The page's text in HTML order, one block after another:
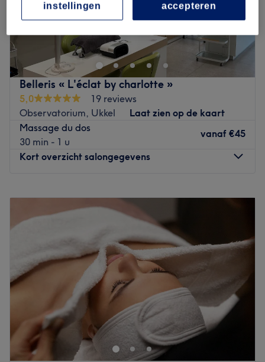
À la recherche d'un institut de beauté proposant une
grande variété de soins du côté de Uccle ? Rendez-vous
à Spécial Beauty, un espace dédié à la beauté et au
bien-être situé sur l'avenue Brugmann, à deux pas de
l'arrêt de tram Globe. Avec plus de 10 ans d'expérience
dans le monde de la beauté, Alena vous propose une très
belle carte de soins: soins du visage, épilations,
massages, beauté des mains et des pieds... La spécialité
de Spécial Beauty ? Les soins anti-âge et minceur. Vous
profiterez de votre moment détente dans un cadre
privilégié et chic alliant une décoration contemporaine
Belleris « L'éclat by charlotte »
5,0
19 reviews
Observatorium, Ukkel
Laat zien op de kaart
Massage du dos
30 min - 1 u
vanaf €45
Kort overzicht salongegevens
Woensdag
10:00–19:00
Zaterdag
Zondag
Chez l'éclat by charlotte, tout est possible ! Vos mains et
vos pieds deviennent à la fois plus doux et plus beaux,
plus soignés et plus envoûtants. Nul doute qu’une fois que
vous aurez testé ce Nail Bar à Bruxelles, vous en
deviendrez adepte !
accepteren
instellingen